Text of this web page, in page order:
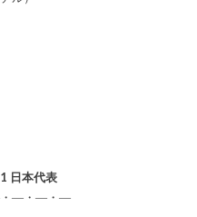
日本代表
―・―・―